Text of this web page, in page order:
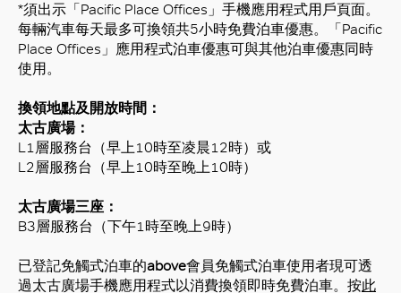
*須出示「Pacific Place Offices 」手機應用程式用戶頁面。
每輛汽車每天最多可換領共5小時免費泊車優惠。「Pacific
Place Offices 」應用程式泊車優惠可與其他泊車優惠同時
使用。
換領地點及開放時間：
太古廣場：
L1層服務台（早上10時至凌晨12時）或
L2層服務台（早上10時至晚上10時）
太古廣場三座：
B3層服務台（下午1時至晚上9時）
已登記免觸式泊車的above會員免觸式泊車使用者現可透
過太古廣場手機應用程式以消費換領即時免費泊車。按此